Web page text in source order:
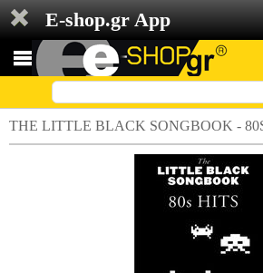
E-shop.gr App
THE LITTLE BLACK SONGBOOK -